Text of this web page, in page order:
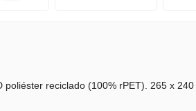
poliéster reciclado (100% rPET). 265 x 240